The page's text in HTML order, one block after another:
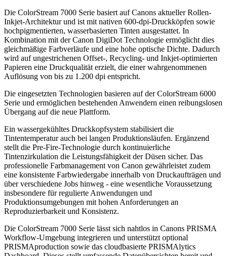
Die ColorStream 7000 Serie basiert auf Canons aktueller Rollen-
Inkjet-Architektur und ist mit nativen 600-dpi-Druckköpfen sowie
hochpigmentierten, wasserbasierten Tinten ausgestattet. In
Kombination mit der Canon DigiDot Technologie ermöglicht dies
gleichmäßige Farbverläufe und eine hohe optische Dichte. Dadurch
wird auf ungestrichenen Offset-, Recycling- und Inkjet-optimierten
Papieren eine Druckqualität erzielt, die einer wahrgenommenen
Auflösung von bis zu 1.200 dpi entspricht.
Die eingesetzten Technologien basieren auf der ColorStream 6000
Serie und ermöglichen bestehenden Anwendern einen reibungslosen
Übergang auf die neue Plattform.
Ein wassergekühltes Druckkopfsystem stabilisiert die
Tintentemperatur auch bei langen Produktionsläufen. Ergänzend
stellt die Pre-Fire-Technologie durch kontinuierliche
Tintenzirkulation die Leistungsfähigkeit der Düsen sicher. Das
professionelle Farbmanagement von Canon gewährleistet zudem
eine konsistente Farbwiedergabe innerhalb von Druckaufträgen und
über verschiedene Jobs hinweg - eine wesentliche Voraussetzung
insbesondere für regulierte Anwendungen und
Produktionsumgebungen mit hohen Anforderungen an
Reproduzierbarkeit und Konsistenz.
Die ColorStream 7000 Serie lässt sich nahtlos in Canons PRISMA
Workflow-Umgebung integrieren und unterstützt optional
PRISMAproduction sowie das cloudbasierte PRISMAlytics